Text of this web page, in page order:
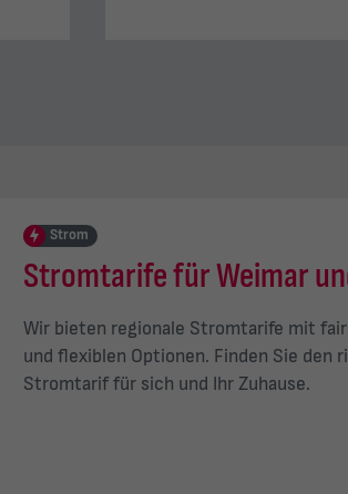
Strom
Stromtarife für Weimar
Wir bieten regionale Stromtarife mit
und flexiblen Optionen. Finden Sie den
Stromtarif für sich und Ihr Zuhause.